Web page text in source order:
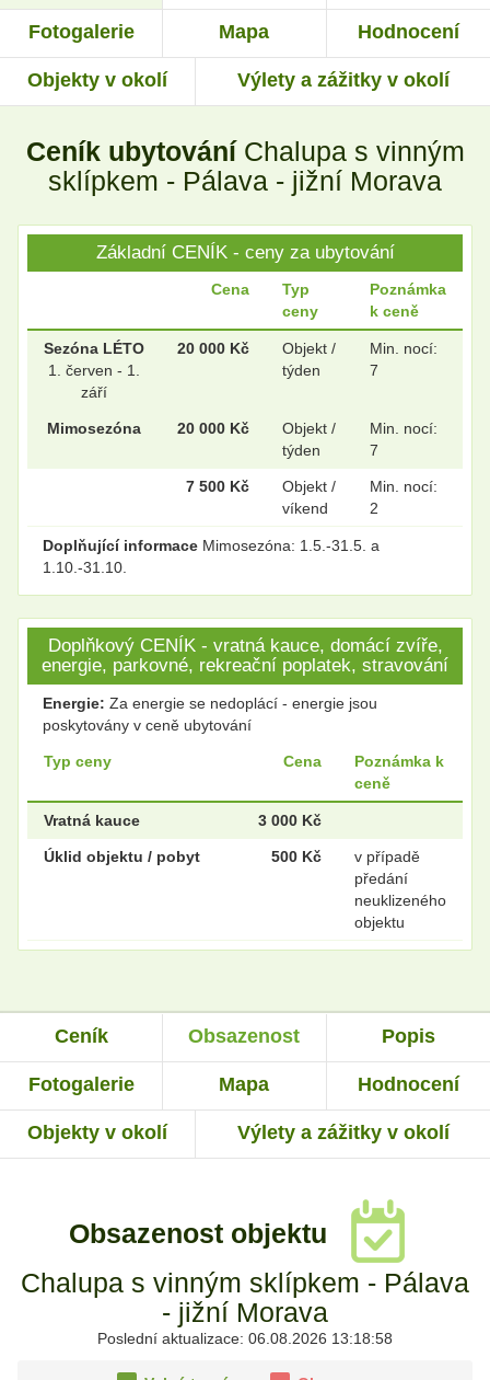
Fotogalerie Mapa Hodnocení
Objekty v okolí Výlety a zážitky v okolí
Ceník ubytování Chalupa s vinným
sklípkem - Pálava - jižní Morava
Základní CENÍK - ceny za ubytování
Cena
Typ
ceny
Poznámka
k ceně
Sezóna LÉTO
1. červen - 1.
září
20 000 Kč
Objekt /
týden
Min. nocí:
7
Mimosezóna 20 000 Kč
Objekt /
týden
Min. nocí:
7
7 500 Kč
Objekt /
víkend
Min. nocí:
2
Doplňující informace Mimosezóna: 1.5.-31.5. a
1.10.-31.10.
Doplňkový CENÍK - vratná kauce, domácí zvíře,
energie, parkovné, rekreační poplatek, stravování
Energie: Za energie se nedoplácí - energie jsou
poskytovány v ceně ubytování
Typ ceny Cena
Poznámka k
ceně
Vratná kauce 3 000 Kč
Úklid objektu / pobyt 500 Kč
v případě
předání
neuklizeného
objektu
Ceník Obsazenost Popis
Fotogalerie Mapa Hodnocení
Objekty v okolí Výlety a zážitky v okolí
Obsazenost objektu
Chalupa s vinným sklípkem - Pálava
- jižní Morava
Poslední aktualizace: 06.08.2026 13:18:58